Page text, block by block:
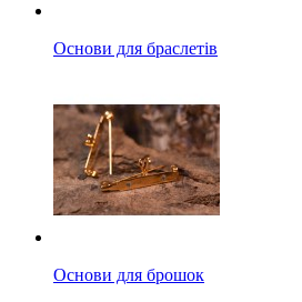
Основи для браслетів
Основи для брошок